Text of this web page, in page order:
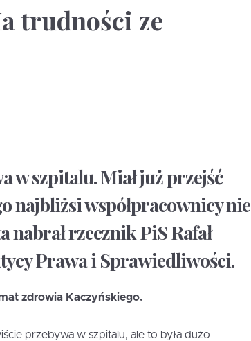
trudności ze
w szpitalu. Miał już przejść
najbliżsi współpracownicy nie
nabrał rzecznik PiS Rafał
Prawa i Sprawiedliwości.
zdrowia Kaczyńskiego.
przebywa w szpitalu, ale to była dużo